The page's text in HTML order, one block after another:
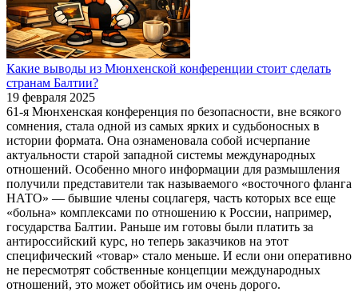
Какие выводы из Мюнхенской конференции стоит сделать
странам Балтии?
19 февраля 2025
61-я Мюнхенская конференция по безопасности, вне всякого
сомнения, стала одной из самых ярких и судьбоносных в
истории формата. Она ознаменовала собой исчерпание
актуальности старой западной системы международных
отношений. Особенно много информации для размышления
получили представители так называемого «восточного фланга
НАТО» — бывшие члены соцлагеря, часть которых все еще
«больна» комплексами по отношению к России, например,
государства Балтии. Раньше им готовы были платить за
антироссийский курс, но теперь заказчиков на этот
специфический «товар» стало меньше. И если они оперативно
не пересмотрят собственные концепции международных
отношений, это может обойтись им очень дорого.